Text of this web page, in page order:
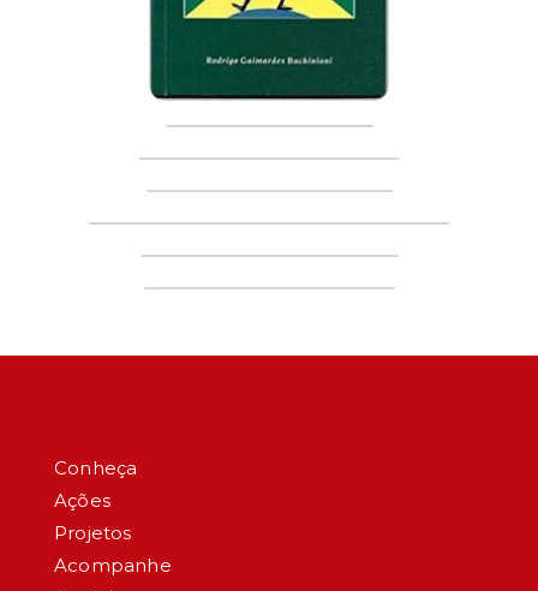
Conheça
Ações
Projetos
Acompanhe